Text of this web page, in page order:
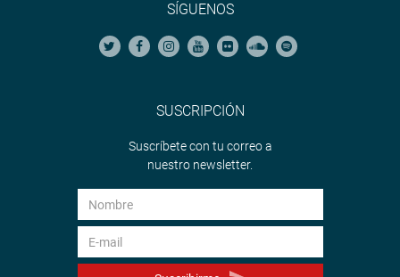
SÍGUENOS
SUSCRIPCIÓN
Suscríbete con tu correo a
nuestro newsletter.